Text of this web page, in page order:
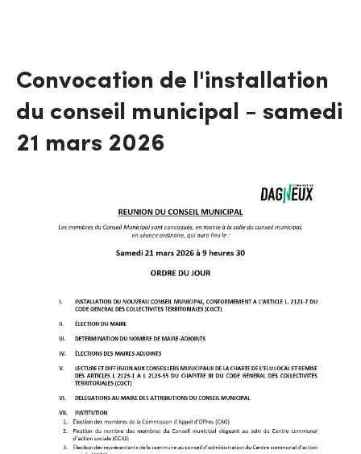
Convocation de l'installation
du conseil municipal - samedi
21 mars 2026